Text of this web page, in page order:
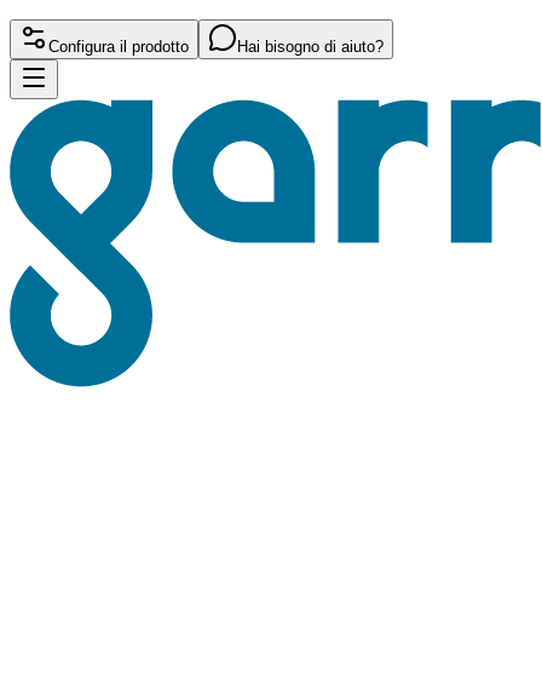
Configura il prodotto Hai bisogno di aiuto?